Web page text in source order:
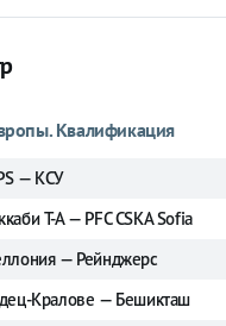
Квалификация
— КСУ
Т-А — PFC CSKA Sofia
— Рейнджерс
Кралове — Бешикташ